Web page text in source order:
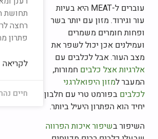
עוברים ל-MEAT היא בעיות
עור וגירוד. מזון עם יותר בשר
ופחות חומרים משמרים
ועמילנים אכן יכול לשפר את
מצב העור. אבל לכלבים עם
אלרגיות אצל כלבים חמורות,
המעבר למזון היפואלרגני
לכלבים בפורמט טרי עם חלבון
יחיד הוא הפתרון היעיל ביותר.
השיפור בשיפור איכות הפרווה
תחושת
רחצה
פתרון
לקריאה
חיים